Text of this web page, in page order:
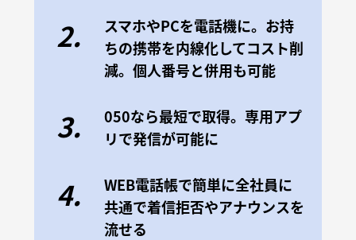
2.
スマホやPCを電話機に。お持
ちの携帯を内線化してコスト削
減。個人番号と併用も可能
3.
050なら最短で取得。専用アプ
リで発信が可能に
4.
WEB電話帳で簡単に全社員に
共通で着信拒否やアナウンスを
流せる